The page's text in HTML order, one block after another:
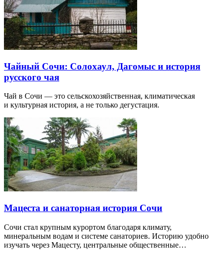
Чайный Сочи: Солохаул, Дагомыс и история
русского чая
Чай в Сочи — это сельскохозяйственная, климатическая
и культурная история, а не только дегустация.
Мацеста и санаторная история Сочи
Сочи стал крупным курортом благодаря климату,
минеральным водам и системе санаториев. Историю удобно
изучать через Мацесту, центральные общественные…